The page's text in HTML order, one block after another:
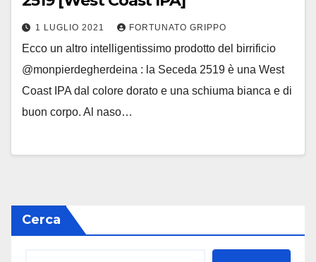
1 LUGLIO 2021 FORTUNATO GRIPPO
Ecco un altro intelligentissimo prodotto del birrificio
@monpierdegherdeina : la Seceda 2519 è una West
Coast IPA dal colore dorato e una schiuma bianca e di
buon corpo. Al naso…
Cerca